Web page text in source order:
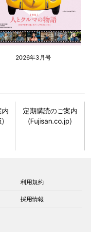
2026年3月号
内
)
定期購読のご案内
(Fujisan.co.jp)
利用規約
採用情報